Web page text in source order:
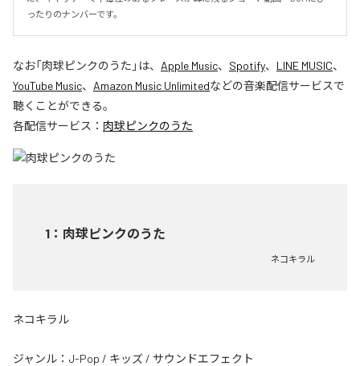
ったりのナンバーです。
なお「肉球ピンクのうた 」は、 Apple Music、 Spotify、 LINE MUSIC、
YouTube Music、 Amazon Music Unlimitedなどの音楽配信サービスで
聴くことができる。
各配信サービス： 肉球ピンクのうた
1 ： 肉球ピンクのうた
ネコキラル
ネコキラル
ジャンル： J-Pop / キッズ / サウンドエフェクト